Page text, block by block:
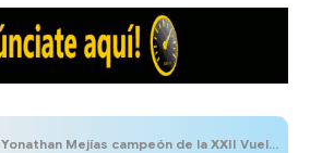
Yonathan Mejías campeón de la XXII Vuelta a La Azulita